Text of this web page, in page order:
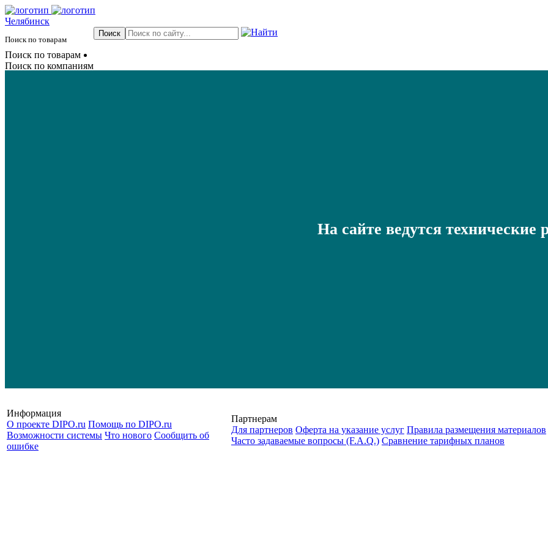
Челябинск
Поиск по товарам
Поиск по товарам
Поиск по компаниям
На сайте ведутся технические
Информация
О проекте DIPO.ru Помощь по DIPO.ru
Возможности системы Что нового Сообщить об
ошибке
Партнерам
Для партнеров Оферта на указание услуг Правила размещения материалов
Часто задаваемые вопросы (F.A.Q.) Cравнение тарифных планов